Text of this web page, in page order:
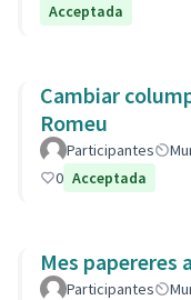
Acceptada
Cambiar
Romeu
Participantes
0 Acceptada
Mes papereres
Participantes